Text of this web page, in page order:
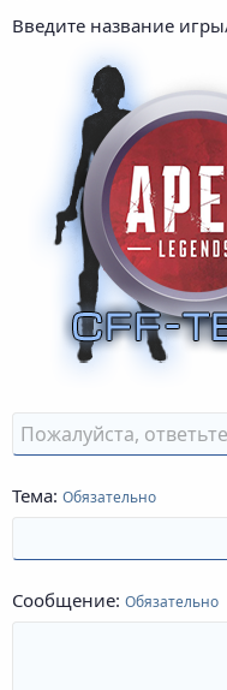
Введите название
Тема Обязательно
Сообщение Обязательно